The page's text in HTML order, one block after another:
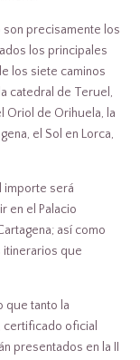
precisamente los
los principales
los siete caminos
catedral de Teruel,
Oriol de Orihuela, la
el Sol en Lorca,
importe será
en el Palacio
así como
itinerarios que
que tanto la
certificado oficial
presentados en la II